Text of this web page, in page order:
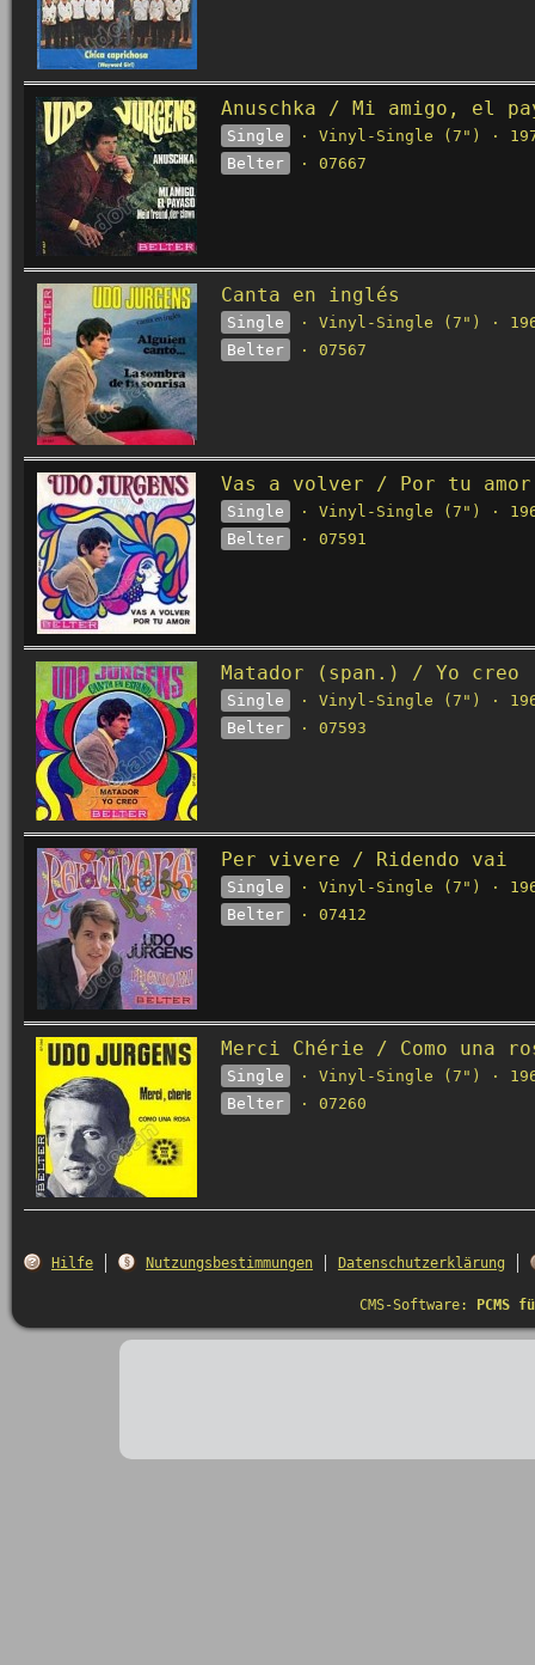
Anuschka / Mi amigo, el
Single
· Vinyl-Single (7") ·
Belter
· 07667
Canta en inglés
Single
· Vinyl-Single (7") ·
Belter
· 07567
Vas a volver / Por tu amor
Single
· Vinyl-Single (7") ·
Belter
· 07591
Matador (span.) / Yo creo
Single
· Vinyl-Single (7") ·
Belter
· 07593
Per vivere / Ridendo vai
Single
· Vinyl-Single (7") ·
Belter
· 07412
Merci Chérie / Como una
Single
· Vinyl-Single (7") ·
Belter
· 07260
Hilfe Nutzungsbestimmungen Datenschutzerklärung
CMS-Software: PCMS